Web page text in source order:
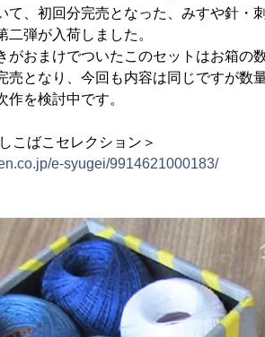
て、初回分完売となった、みすや針
二弾が入荷しました。
がおまけでついたこのセットはお箱の
売となり、今回も内容は同じですが数
作を検討中です。
こばこセレクション＞
e-syugei/9914621000183/